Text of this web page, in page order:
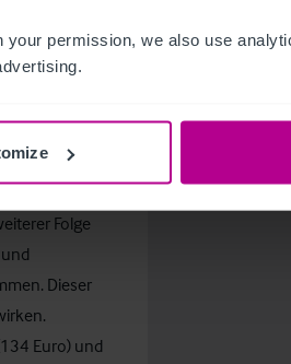
permission, we also use
ist unter
Strobl.
und weist
bayerische
Folge
Dieser
Euro) und